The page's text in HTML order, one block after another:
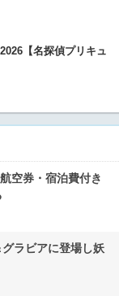
【名探偵プリキュ
空券・宿泊費付き
ラビアに登場し妖